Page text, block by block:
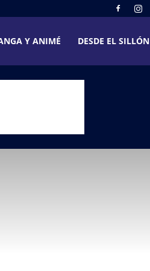
Y ANIMÉ DESDE EL SILLÓN